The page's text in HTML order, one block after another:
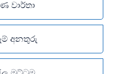
වාර්තා
අනතුරු